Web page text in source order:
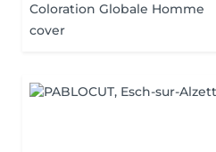
Coloration Globale Homme
cover